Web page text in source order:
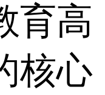
育高
核心